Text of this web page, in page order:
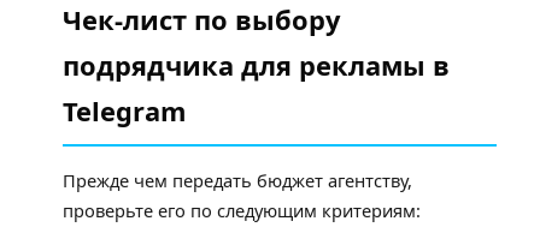
Чек-лист по выбору
подрядчика для рекламы в
Telegram
Прежде чем передать бюджет агентству,
проверьте его по следующим критериям: